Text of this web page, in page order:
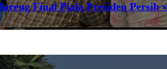
Final Piala Presiden Persib